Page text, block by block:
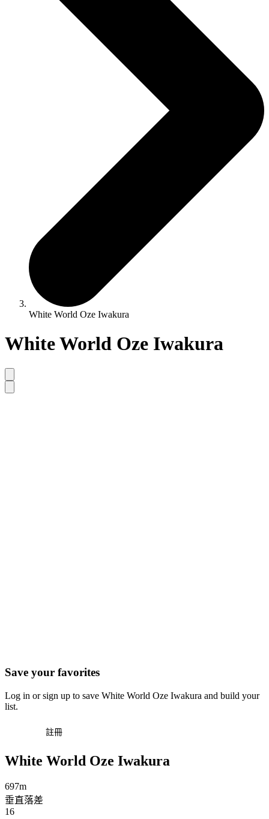
White World Oze Iwakura
White World Oze Iwakura
Save your favorites
Log in or sign up to save White World Oze Iwakura and build your
list.
註冊
White World Oze Iwakura
697m
垂直落差
16